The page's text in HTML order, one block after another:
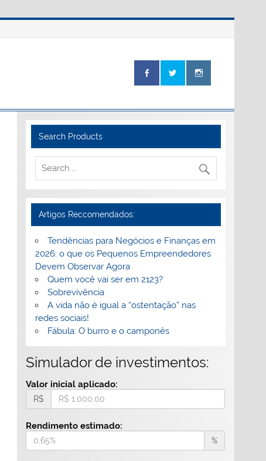
Search Products
Artigos Reccomendados:
Tendências para Negócios e Finanças em
2026: o que os Pequenos Empreendedores
Devem Observar Agora
Quem você vai ser em 2123?
Sobrevivência
A vida não é igual a “ostentação” nas
redes sociais!
Fábula: O burro e o camponês
Simulador de investimentos:
Valor inicial aplicado:
R$
Rendimento estimado:
%